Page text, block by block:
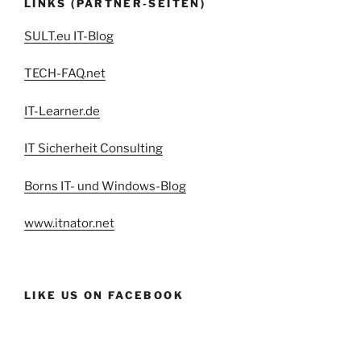
LINKS (PARTNER-SEITEN)
SULT.eu IT-Blog
TECH-FAQ.net
IT-Learner.de
IT Sicherheit Consulting
Borns IT- und Windows-Blog
www.itnator.net
LIKE US ON FACEBOOK